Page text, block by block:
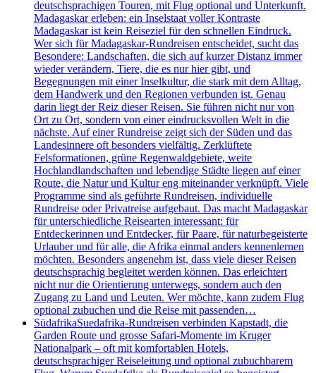
deutschsprachigen Touren, mit Flug optional und Unterkunft.
Madagaskar erleben: ein Inselstaat voller Kontraste
Madagaskar ist kein Reiseziel für den schnellen Eindruck.
Wer sich für Madagaskar-Rundreisen entscheidet, sucht das
Besondere: Landschaften, die sich auf kurzer Distanz immer
wieder verändern, Tiere, die es nur hier gibt, und
Begegnungen mit einer Inselkultur, die stark mit dem Alltag,
dem Handwerk und den Regionen verbunden ist. Genau
darin liegt der Reiz dieser Reisen. Sie führen nicht nur von
Ort zu Ort, sondern von einer eindrucksvollen Welt in die
nächste. Auf einer Rundreise zeigt sich der Süden und das
Landesinnere oft besonders vielfältig. Zerklüftete
Felsformationen, grüne Regenwaldgebiete, weite
Hochlandlandschaften und lebendige Städte liegen auf einer
Route, die Natur und Kultur eng miteinander verknüpft. Viele
Programme sind als geführte Rundreisen, individuelle
Rundreise oder Privatreise aufgebaut. Das macht Madagaskar
für unterschiedliche Reisearten interessant: für
Entdeckerinnen und Entdecker, für Paare, für naturbegeisterte
Urlauber und für alle, die Afrika einmal anders kennenlernen
möchten. Besonders angenehm ist, dass viele dieser Reisen
deutschsprachig begleitet werden können. Das erleichtert
nicht nur die Orientierung unterwegs, sondern auch den
Zugang zu Land und Leuten. Wer möchte, kann zudem Flug
optional zubuchen und die Reise mit passenden…
SüdafrikaSuedafrika-Rundreisen verbinden Kapstadt, die
Garden Route und grosse Safari-Momente im Kruger
Nationalpark – oft mit komfortablen Hotels,
deutschsprachiger Reiseleitung und optional zubuchbarem